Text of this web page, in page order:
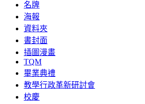
名牌
海報
資料夾
書封面
插圖漫畫
TQM
畢業典禮
教學行政革新研討會
校慶